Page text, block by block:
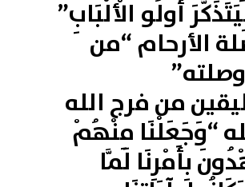
أُولُو الْأَلْبَابِ”
الأرحام “من
من فرج الله
“وَجَعَلْنَا مِنْهُمْ
بِأَمْرِنَا لَمَّا